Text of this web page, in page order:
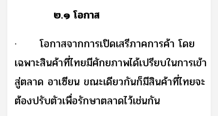
๒.๑ โอกาส
·
โอกาสจากการเปิดเสรีภาคการค้า โดย
เฉพาะสินค้าที่ไทยมีศักยภาพได้เปรียบในการเข้า
สู่ตลาด อาเซียน ขณะเดียวกันก็มีสินค้าที่ไทยจะ
ต้องปรับตัวเพื่อรักษาตลาดไว้เช่นกัน